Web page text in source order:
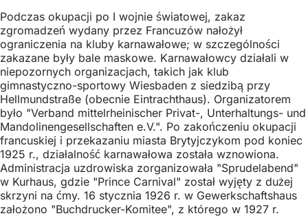
Podczas okupacji po I wojnie światowej, zakaz
zgromadzeń wydany przez Francuzów nałożył
ograniczenia na kluby karnawałowe; w szczególności
zakazane były bale maskowe. Karnawałowcy działali w
niepozornych organizacjach, takich jak klub
gimnastyczno-sportowy Wiesbaden z siedzibą przy
Hellmundstraße (obecnie Eintrachthaus). Organizatorem
było "Verband mittelrheinischer Privat-, Unterhaltungs- und
Mandolinengesellschaften e.V.". Po zakończeniu okupacji
francuskiej i przekazaniu miasta Brytyjczykom pod koniec
1925 r., działalność karnawałowa została wznowiona.
Administracja uzdrowiska zorganizowała "Sprudelabend"
w Kurhaus, gdzie "Prince Carnival" został wyjęty z dużej
skrzyni na ćmy. 16 stycznia 1926 r. w Gewerkschaftshaus
założono "Buchdrucker-Komitee", z którego w 1927 r.